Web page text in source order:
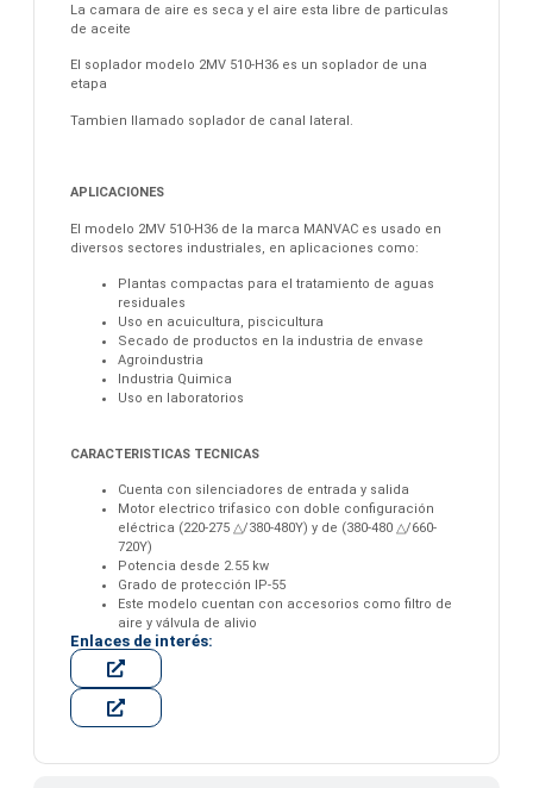
La camara de aire es seca y el aire esta libre de particulas
de aceite
El soplador modelo 2MV 510-H36 es un soplador de una
etapa
Tambien llamado soplador de canal lateral.
APLICACIONES
El modelo 2MV 510-H36 de la marca MANVAC es usado en
diversos sectores industriales, en aplicaciones como:
Plantas compactas para el tratamiento de aguas
residuales
Uso en acuicultura, piscicultura
Secado de productos en la industria de envase
Agroindustria
Industria Quimica
Uso en laboratorios
CARACTERISTICAS TECNICAS
Cuenta con silenciadores de entrada y salida
Motor electrico trifasico con doble configuración
eléctrica (220-275 △/380-480Y) y de (380-480 △/660-
720Y)
Potencia desde 2.55 kw
Grado de protección IP-55
Este modelo cuentan con accesorios como filtro de
aire y válvula de alivio
Enlaces de interés: